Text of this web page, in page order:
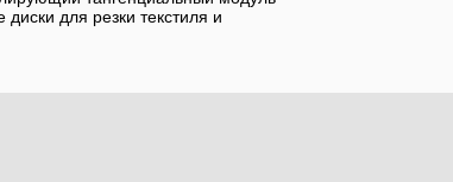
для резки текстиля и